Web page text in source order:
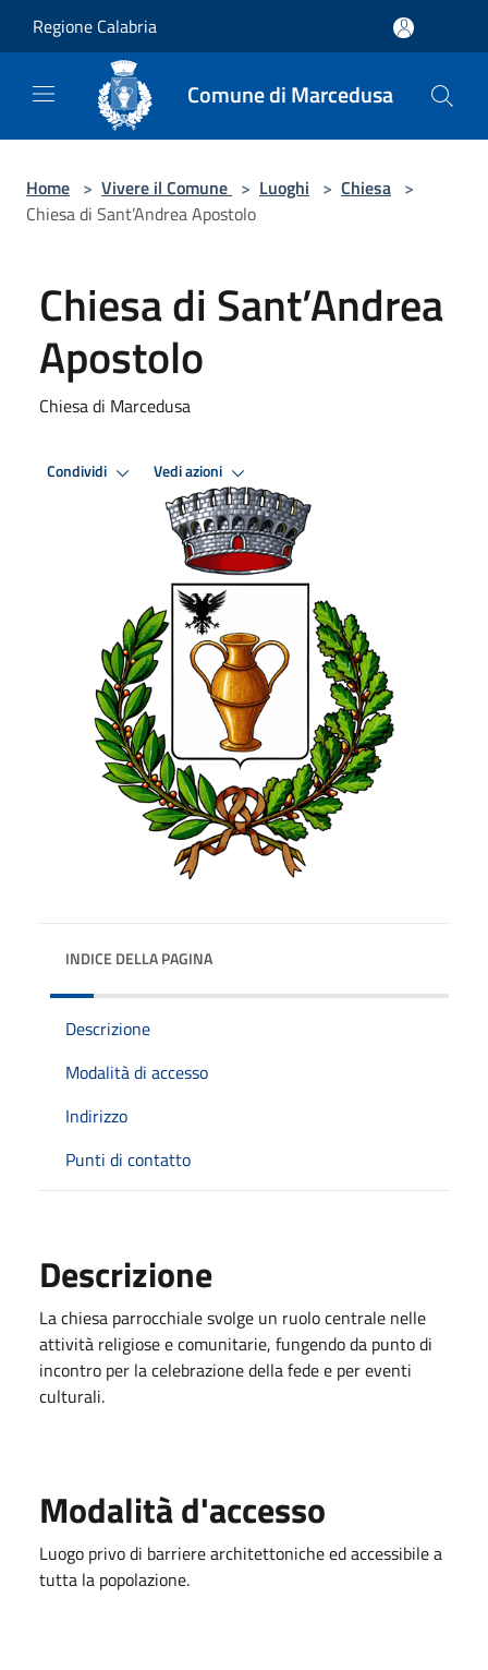
Regione Calabria
Comune di Marcedusa
Home > Vivere il Comune > Luoghi > Chiesa >
Chiesa di Sant’Andrea Apostolo
Chiesa di Sant’Andrea
Apostolo
Chiesa di Marcedusa
Condividi Vedi azioni
INDICE DELLA PAGINA
Descrizione
Modalità di accesso
Indirizzo
Punti di contatto
Descrizione
La chiesa parrocchiale svolge un ruolo centrale nelle
attività religiose e comunitarie, fungendo da punto di
incontro per la celebrazione della fede e per eventi
culturali.
Modalità d'accesso
Luogo privo di barriere architettoniche ed accessibile a
tutta la popolazione.